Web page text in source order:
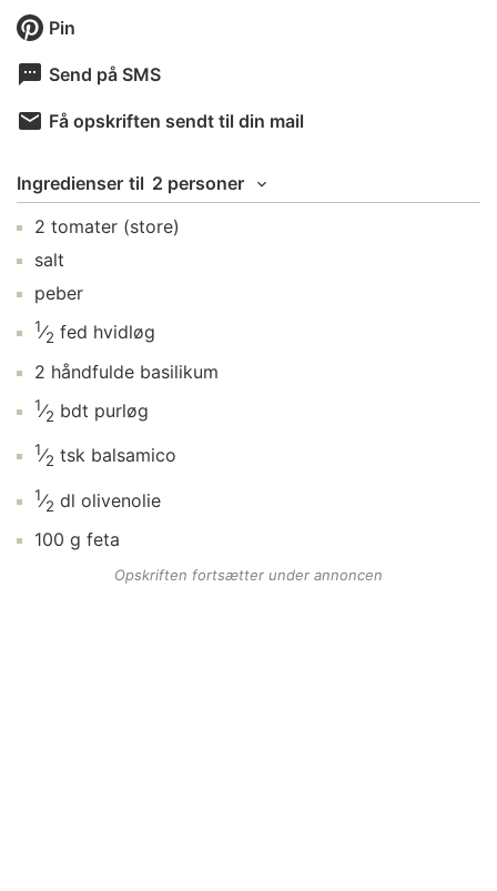
Pin
Send på SMS
Få opskriften sendt til din mail
Ingredienser til 2 personer
2 tomater (store)
salt
peber
1⁄2 fed hvidløg
2 håndfulde basilikum
1⁄2 bdt purløg
1⁄2 tsk balsamico
1⁄2 dl olivenolie
100 g feta
Opskriften fortsætter under annoncen